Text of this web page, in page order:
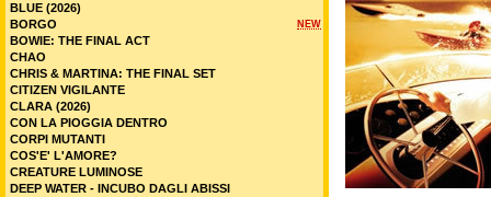
BLUE (2026)
NEW
BORGO
BOWIE: THE FINAL ACT
CHAO
CHRIS & MARTINA: THE FINAL SET
CITIZEN VIGILANTE
CLARA (2026)
CON LA PIOGGIA DENTRO
CORPI MUTANTI
COS'E' L'AMORE?
CREATURE LUMINOSE
DEEP WATER - INCUBO DAGLI ABISSI